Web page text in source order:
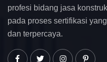
profesi bidang jasa
pada proses sertifikasi
dan terpercaya.